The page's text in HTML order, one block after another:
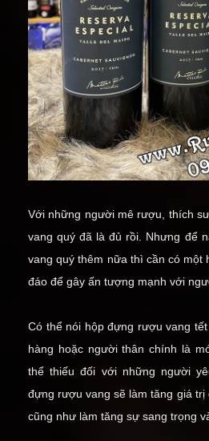
Với những người mê rượu, thích
vang quý đã là đủ rồi. Nhưng để
vang quý thêm nữa thì cần có một
đáo để gây ấn tượng mạnh với
Có thể nói hộp đựng rượu vang
hàng hoặc người thân chính là
thể thiếu đối với những người
đựng rượu vang sẽ làm tăng giá
cũng như làm tăng sự sang trọng